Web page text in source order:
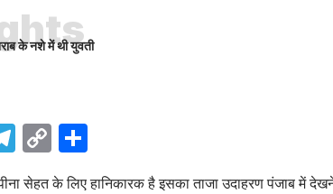
के नशे में थी युवती
Telegram
Copy
Link
सेहत के लिए हानिकारक है इसका ताजा उदाहरण पंजाब में